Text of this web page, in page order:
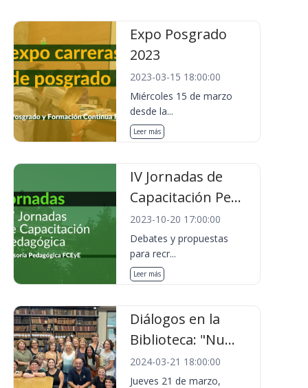
Expo Posgrado
2023
2023-03-15 18:00:00
Miércoles 15 de marzo
desde la...
Leer más
IV Jornadas de
Capacitación Pe...
2023-10-20 17:00:00
Debates y propuestas
para recr...
Leer más
Diálogos en la
Biblioteca: "Nu...
2024-03-21 18:00:00
Jueves 21 de marzo,